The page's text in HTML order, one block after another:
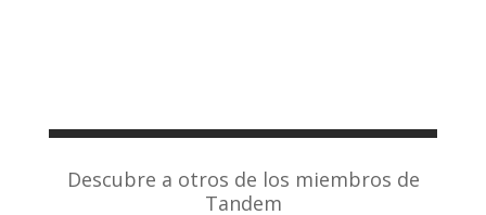
Descubre a otros de los miembros de
Tandem